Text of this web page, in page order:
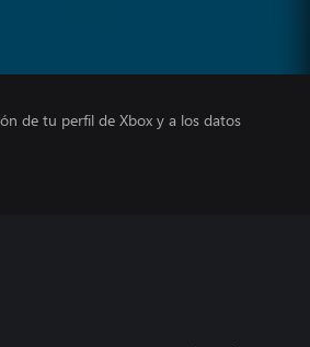
de tu perfil de Xbox y a los datos